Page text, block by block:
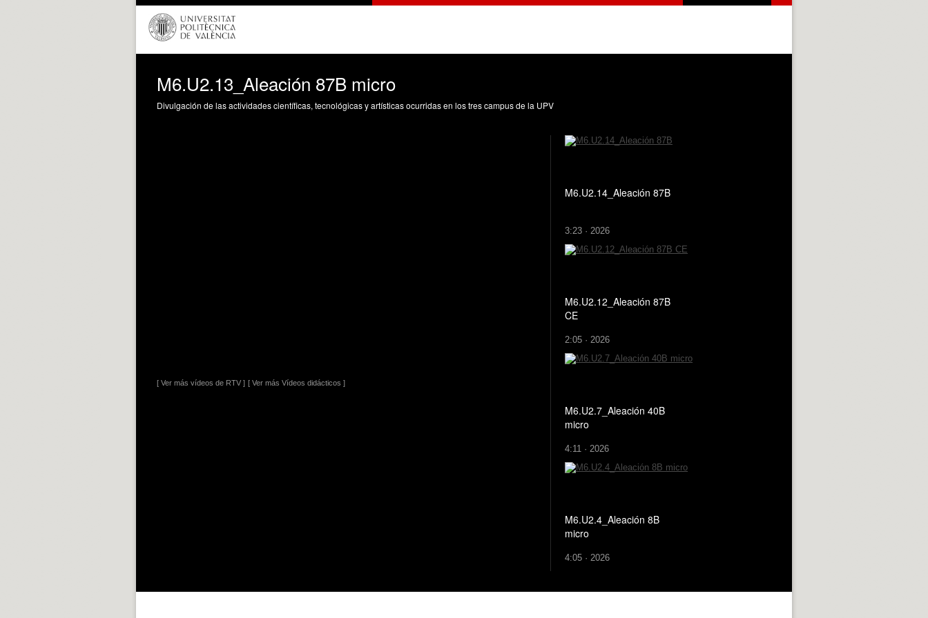
M6.U2.13_Aleación 87B micro
Divulgación de las actividades científicas, tecnológicas y artísticas ocurridas en los tres campus de la UPV
[ Ver más vídeos de RTV ] [ Ver más Vídeos didácticos ]
M6.U2.14_Aleación 87B
3:23 · 2026
M6.U2.12_Aleación 87B
CE
2:05 · 2026
M6.U2.7_Aleación 40B
micro
4:11 · 2026
M6.U2.4_Aleación 8B
micro
4:05 · 2026